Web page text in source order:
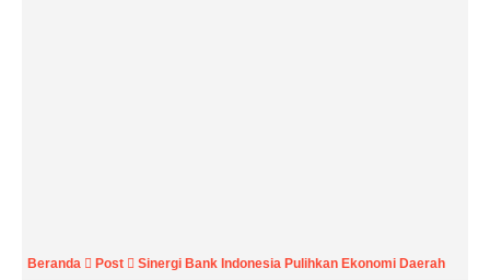
Beranda Post Sinergi Bank Indonesia Pulihkan Ekonomi Daerah